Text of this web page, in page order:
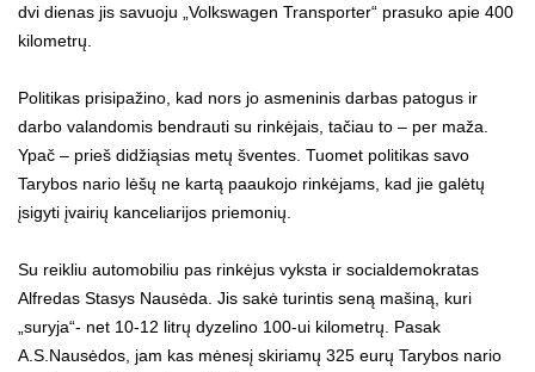
dvi dienas jis savuoju „Volkswagen Transporter“ prasuko apie 400
kilometrų.
Politikas prisipažino, kad nors jo asmeninis darbas patogus ir
darbo valandomis bendrauti su rinkėjais, tačiau to – per maža.
Ypač – prieš didžiąsias metų šventes. Tuomet politikas savo
Tarybos nario lėšų ne kartą paaukojo rinkėjams, kad jie galėtų
įsigyti įvairių kanceliarijos priemonių.
Su reikliu automobiliu pas rinkėjus vyksta ir socialdemokratas
Alfredas Stasys Nausėda. Jis sakė turintis seną mašiną, kuri
„suryja“- net 10-12 litrų dyzelino 100-ui kilometrų. Pasak
A.S.Nausėdos, jam kas mėnesį skiriamų 325 eurų Tarybos nario